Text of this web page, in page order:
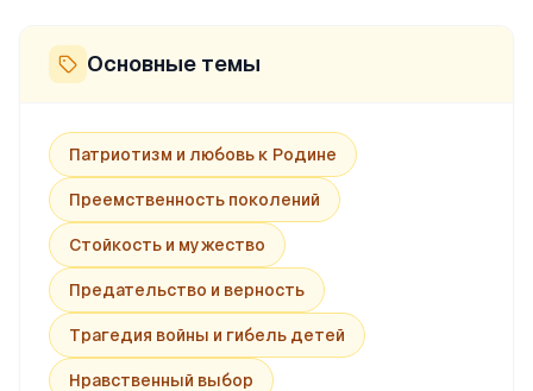
Основные темы
Патриотизм и любовь к Родине
Преемственность поколений
Стойкость и мужество
Предательство и верность
Трагедия войны и гибель детей
Нравственный выбор